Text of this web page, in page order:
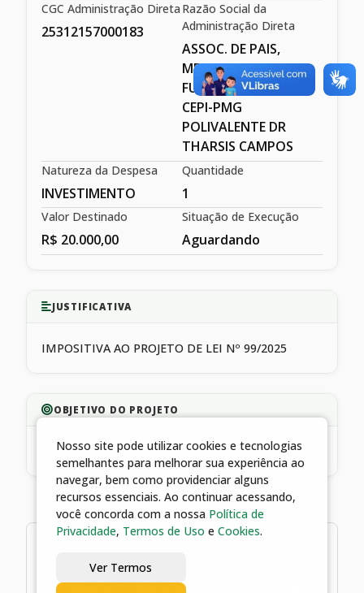
CGC Administração Direta
25312157000183
Razão Social da
Administração Direta
ASSOC. DE PAIS,
MESTRES E
FUNCIONÁRIOS DE
CEPI-PMG
POLIVALENTE DR
THARSIS CAMPOS
Natureza da Despesa
INVESTIMENTO
Quantidade
1
Valor Destinado
R$ 20.000,00
Situação de Execução
Aguardando
JUSTIFICATIVA
IMPOSITIVA AO PROJETO DE LEI Nº 99/2025
OBJETIVO DO PROJETO
INVESTIMENTO
04/08/2026 14:23 | Termo de
Nosso site pode utilizar cookies e tecnologias
semelhantes para melhorar sua experiência ao
navegar, bem como providenciar alguns
recursos essenciais. Ao continuar acessando,
você concorda com a nossa Política de
Privacidade, Termos de Uso e Cookies.
Ver Termos